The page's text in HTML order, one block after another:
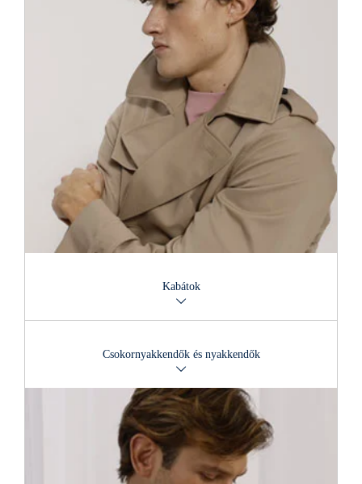
Kabátok
egészen a finom változatokig.
Csokornyakkendők és nyakkendők